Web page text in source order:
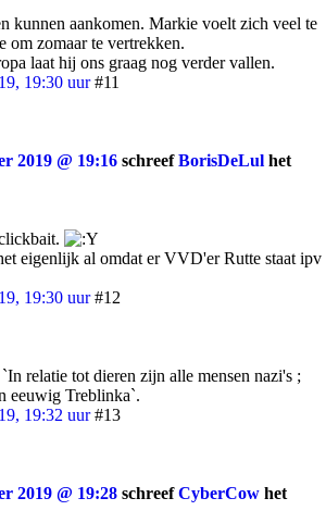
kunnen aankomen. Markie voelt zich veel te
om zomaar te vertrekken.
laat hij ons graag nog verder vallen.
19:30 uur #11
2019 @ 19:16 schreefBorisDeLul het
eigenlijk al omdat er VVD'er Rutte staat ipv
19:30 uur #12
relatie tot dieren zijn alle mensen nazi's ;
eeuwig Treblinka`.
19:32 uur #13
2019 @ 19:28 schreefCyberCow het